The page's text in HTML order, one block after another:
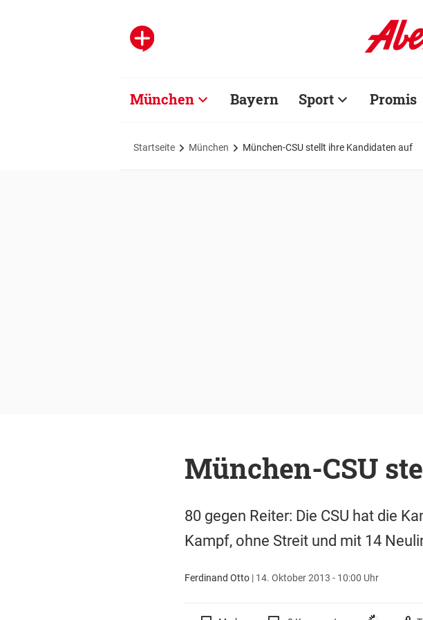
München Bayern Sport Promis
Startseite München München-CSU stellt ihre Kandidaten auf
München-CSU
80 gegen Reiter: Die CSU hat die
Kampf, ohne Streit und mit 14
Ferdinand Otto| 14. Oktober 2013 - 10:00 Uhr